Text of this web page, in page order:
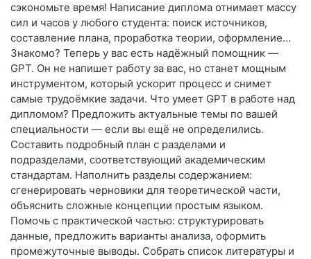
сэкономьте время! Написание диплома отнимает массу
сил и часов у любого студента: поиск источников,
составление плана, проработка теории, оформление…
Знакомо? Теперь у вас есть надёжный помощник —
GPT. Он не напишет работу за вас, но станет мощным
инструментом, который ускорит процесс и снимет
самые трудоёмкие задачи. Что умеет GPT в работе над
дипломом? Предложить актуальные темы по вашей
специальности — если вы ещё не определились.
Составить подробный план с разделами и
подразделами, соответствующий академическим
стандартам. Наполнить разделы содержанием:
сгенерировать черновики для теоретической части,
объяснить сложные концепции простым языком.
Помочь с практической частью: структурировать
данные, предложить варианты анализа, оформить
промежуточные выводы. Собрать список литературы и